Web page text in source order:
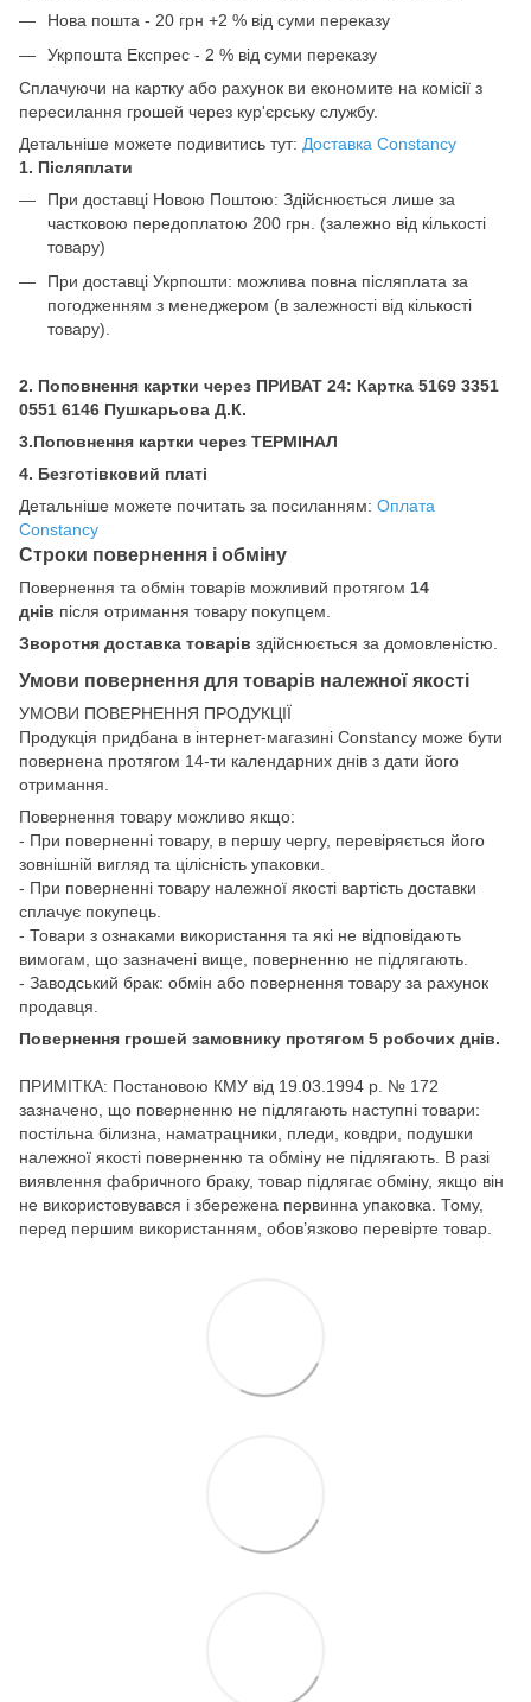
Нова пошта - 20 грн +2 % від суми переказу
Укрпошта Експрес - 2 % від суми переказу
Сплачуючи на картку або рахунок ви економите на комісії з
пересилання грошей через кур'єрську службу.
Детальніше можете подивитись тут: Доставка Constancy
1. Післяплати
При доставці Новою Поштою: Здійснюється лише за
частковою передоплатою 200 грн. (залежно від кількості
товару)
При доставці Укрпошти: можлива повна післяплата за
погодженням з менеджером (в залежності від кількості
товару).
2. Поповнення картки через ПРИВАТ 24: Картка 5169 3351
0551 6146 Пушкарьова Д.К.
3.Поповнення картки через ТЕРМІНАЛ
4. Безготівковий платі
Детальніше можете почитать за посиланням: Оплата
Constancy
Строки повернення і обміну
Повернення та обмін товарів можливий протягом 14
днів після отримання товару покупцем.
Зворотня доставка товарів здійснюється за домовленістю.
Умови повернення для товарів належної якості
УМОВИ ПОВЕРНЕННЯ ПРОДУКЦІЇ
Продукція придбана в інтернет-магазині Constancy може бути
повернена протягом 14-ти календарних днів з дати його
отримання.
Повернення товару можливо якщо:
- При поверненні товару, в першу чергу, перевіряється його
зовнішній вигляд та цілісність упаковки.
- При поверненні товару належної якості вартість доставки
сплачує покупець.
- Товари з ознаками використання та які не відповідають
вимогам, що зазначені вище, поверненню не підлягають.
- Заводський брак: обмін або повернення товару за рахунок
продавця.
Повернення грошей замовнику протягом 5 робочих днів.
ПРИМІТКА: Постановою КМУ від 19.03.1994 р. № 172
зазначено, що поверненню не підлягають наступні товари:
постільна білизна, наматрацники, пледи, ковдри, подушки
належної якості поверненню та обміну не підлягають. В разі
виявлення фабричного браку, товар підлягає обміну, якщо він
не використовувався і збережена первинна упаковка. Тому,
перед першим використанням, обов’язково перевірте товар.